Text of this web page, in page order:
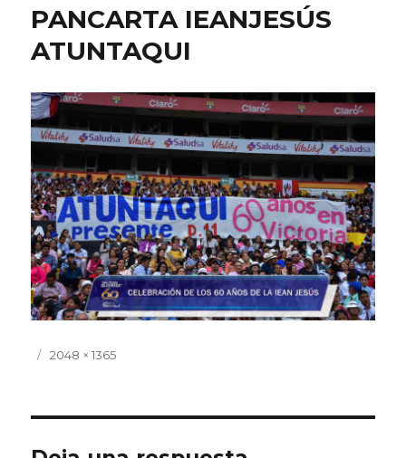
PANCARTA IEANJESÚS
ATUNTAQUI
Publicado
Tamaño
2048 × 1365